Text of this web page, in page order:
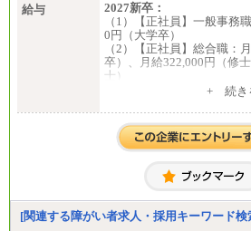
給与
2027新卒：
（1）【正社員】一般事務
0円（大学卒）
（2）【正社員】総合職：
卒）、月給322,000円（修
士）
いません。
※一般事務職種（CS職）
金額を最低額とし、
たします。
下記は新卒採用の給与です
記を再下限としてご経験に
+ 続き
[関連する障がい者求人・採用キーワード検